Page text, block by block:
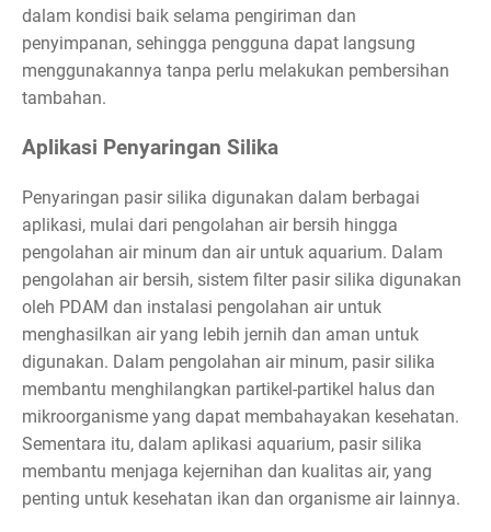
dalam kondisi baik selama pengiriman dan
penyimpanan, sehingga pengguna dapat langsung
menggunakannya tanpa perlu melakukan pembersihan
tambahan.
Aplikasi Penyaringan Silika
Penyaringan pasir silika digunakan dalam berbagai
aplikasi, mulai dari pengolahan air bersih hingga
pengolahan air minum dan air untuk aquarium. Dalam
pengolahan air bersih, sistem filter pasir silika digunakan
oleh PDAM dan instalasi pengolahan air untuk
menghasilkan air yang lebih jernih dan aman untuk
digunakan. Dalam pengolahan air minum, pasir silika
membantu menghilangkan partikel-partikel halus dan
mikroorganisme yang dapat membahayakan kesehatan.
Sementara itu, dalam aplikasi aquarium, pasir silika
membantu menjaga kejernihan dan kualitas air, yang
penting untuk kesehatan ikan dan organisme air lainnya.